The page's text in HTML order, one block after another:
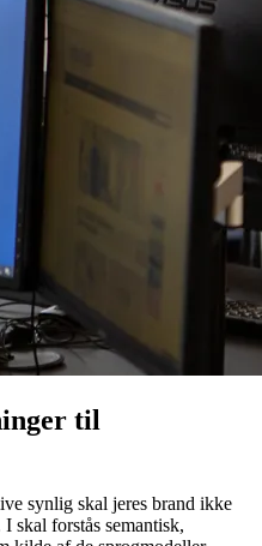
til
synlig skal jeres brand ikke
skal forstås semantisk,